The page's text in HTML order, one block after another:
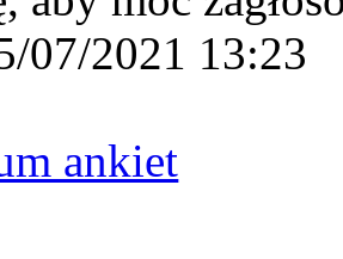
07/2021 13:23
ankiet